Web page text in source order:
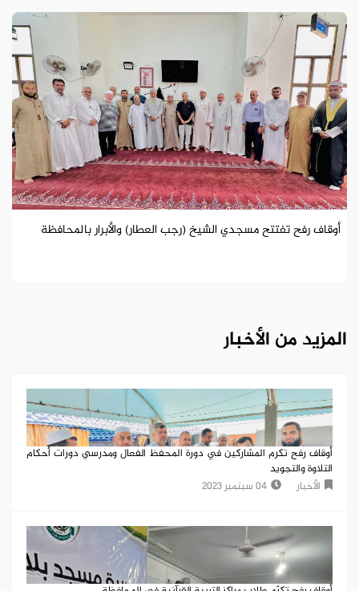
أوقاف رفح تفتتح مسجدي الشيخ (رجب العطار) والأبرار بالمحافظة
المزيد من الأخبار
أوقاف رفح تكرم المشاركين في دورة المحفظ الفعال ومدرسي دورات أحكام
التلاوة والتجويد
الأخبار
04 سبتمبر 2023